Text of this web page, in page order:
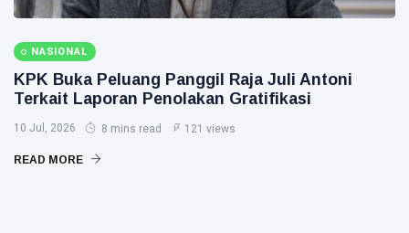
NASIONAL
KPK Buka Peluang Panggil Raja Juli Antoni
Terkait Laporan Penolakan Gratifikasi
10 Jul, 2026 8 mins read 121 views
READ MORE